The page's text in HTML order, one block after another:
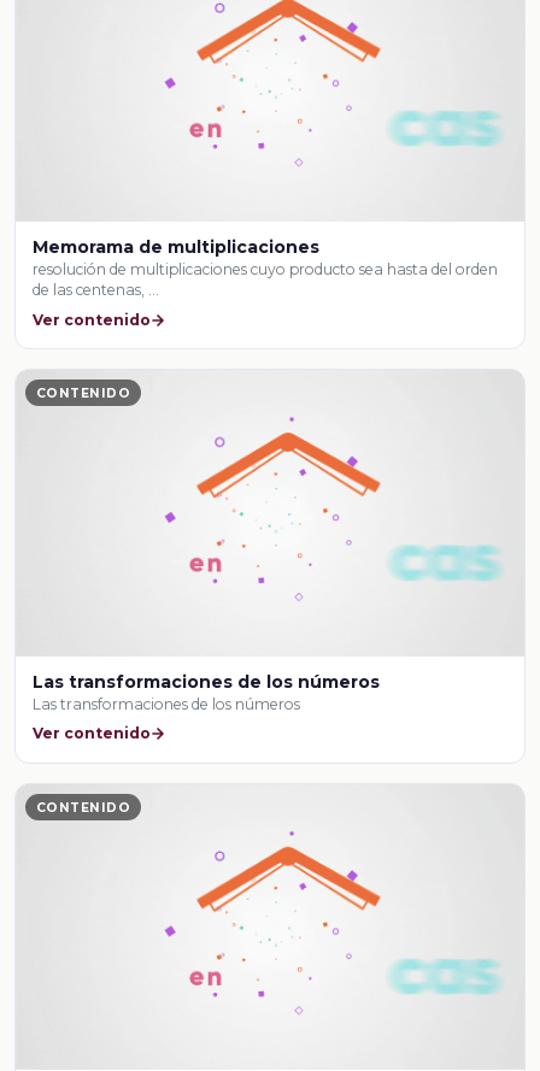
Memorama de multiplicaciones
resolución de multiplicaciones cuyo producto sea hasta del orden
de las centenas, …
Ver contenido
CONTENIDO
Las transformaciones de los números
Las transformaciones de los números
Ver contenido
CONTENIDO